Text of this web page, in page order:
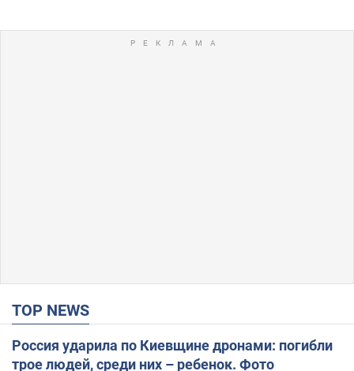
TOP NEWS
Россия ударила по Киевщине дронами: погибли
трое людей, среди них – ребенок. Фото